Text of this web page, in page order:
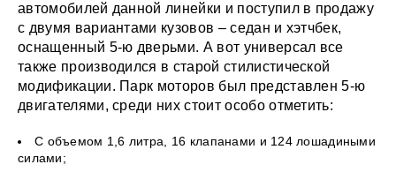
автомобилей данной линейки и поступил в продажу
с двумя вариантами кузовов – седан и хэтчбек,
оснащенный 5-ю дверьми. А вот универсал все
также производился в старой стилистической
модификации. Парк моторов был представлен 5-ю
двигателями, среди них стоит особо отметить:
С объемом 1,6 литра, 16 клапанами и 124 лошадиными
силами;